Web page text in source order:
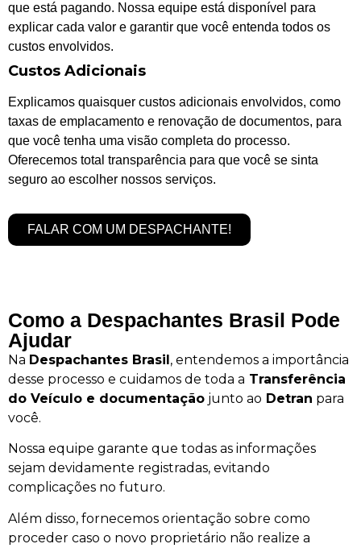
que está pagando. Nossa equipe está disponível para
explicar cada valor e garantir que você entenda todos os
custos envolvidos.
Custos Adicionais
Explicamos quaisquer custos adicionais envolvidos, como
taxas de emplacamento e renovação de documentos, para
que você tenha uma visão completa do processo.
Oferecemos total transparência para que você se sinta
seguro ao escolher nossos serviços.
FALAR COM UM DESPACHANTE!
Como a Despachantes Brasil Pode
Ajudar
Na Despachantes Brasil, entendemos a importância
desse processo e cuidamos de toda a Transferência
do Veículo e documentação junto ao Detran para
você.
Nossa equipe garante que todas as informações
sejam devidamente registradas, evitando
complicações no futuro.
Além disso, fornecemos orientação sobre como
proceder caso o novo proprietário não realize a